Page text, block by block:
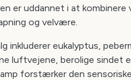
er uddannet i at kombinere
og velvære.
inkluderer eukalyptus,
luftvejene, berolige sindet
forstærker den